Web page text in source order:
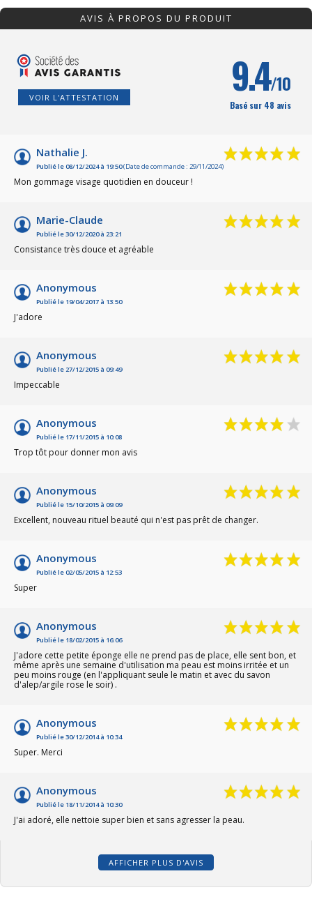
AVIS À PROPOS DU PRODUIT
VOIR L'ATTESTATION 9.4/10
Basé sur 48 avis
Nathalie J.
Publié le 08/12/2024 à 19:50(Date de commande : 29/11/2024)
Mon gommage visage quotidien en douceur !
Marie-Claude
Publié le 30/12/2020 à 23:21
Consistance très douce et agréable
Anonymous
Publié le 19/04/2017 à 13:50
J'adore
Anonymous
Publié le 27/12/2015 à 09:49
Impeccable
Anonymous
Publié le 17/11/2015 à 10:08
Trop tôt pour donner mon avis
Anonymous
Publié le 15/10/2015 à 09:09
Excellent, nouveau rituel beauté qui n'est pas prêt de changer.
Anonymous
Publié le 02/05/2015 à 12:53
Super
Anonymous
Publié le 18/02/2015 à 16:06
J'adore cette petite éponge elle ne prend pas de place, elle sent bon, et
même après une semaine d'utilisation ma peau est moins irritée et un
peu moins rouge (en l'appliquant seule le matin et avec du savon
d'alep/argile rose le soir) .
Anonymous
Publié le 30/12/2014 à 10:34
Super. Merci
Anonymous
Publié le 18/11/2014 à 10:30
J'ai adoré, elle nettoie super bien et sans agresser la peau.
AFFICHER PLUS D'AVIS